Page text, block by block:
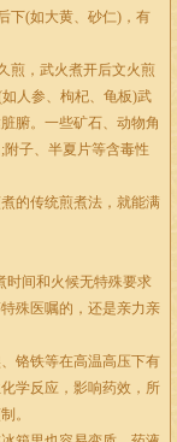
下(如大黄、砂仁)，有
煎，武火煮开后文火煎
人参、枸杞、龟板)武
腑。一些矿石、动物角
子、半夏片等含毒性
的传统煎煮法，就能满
时间和火候无特殊要求
殊医嘱的，还是亲力亲
铬铁等在高温高压下有
学反应，影响药效，所
。